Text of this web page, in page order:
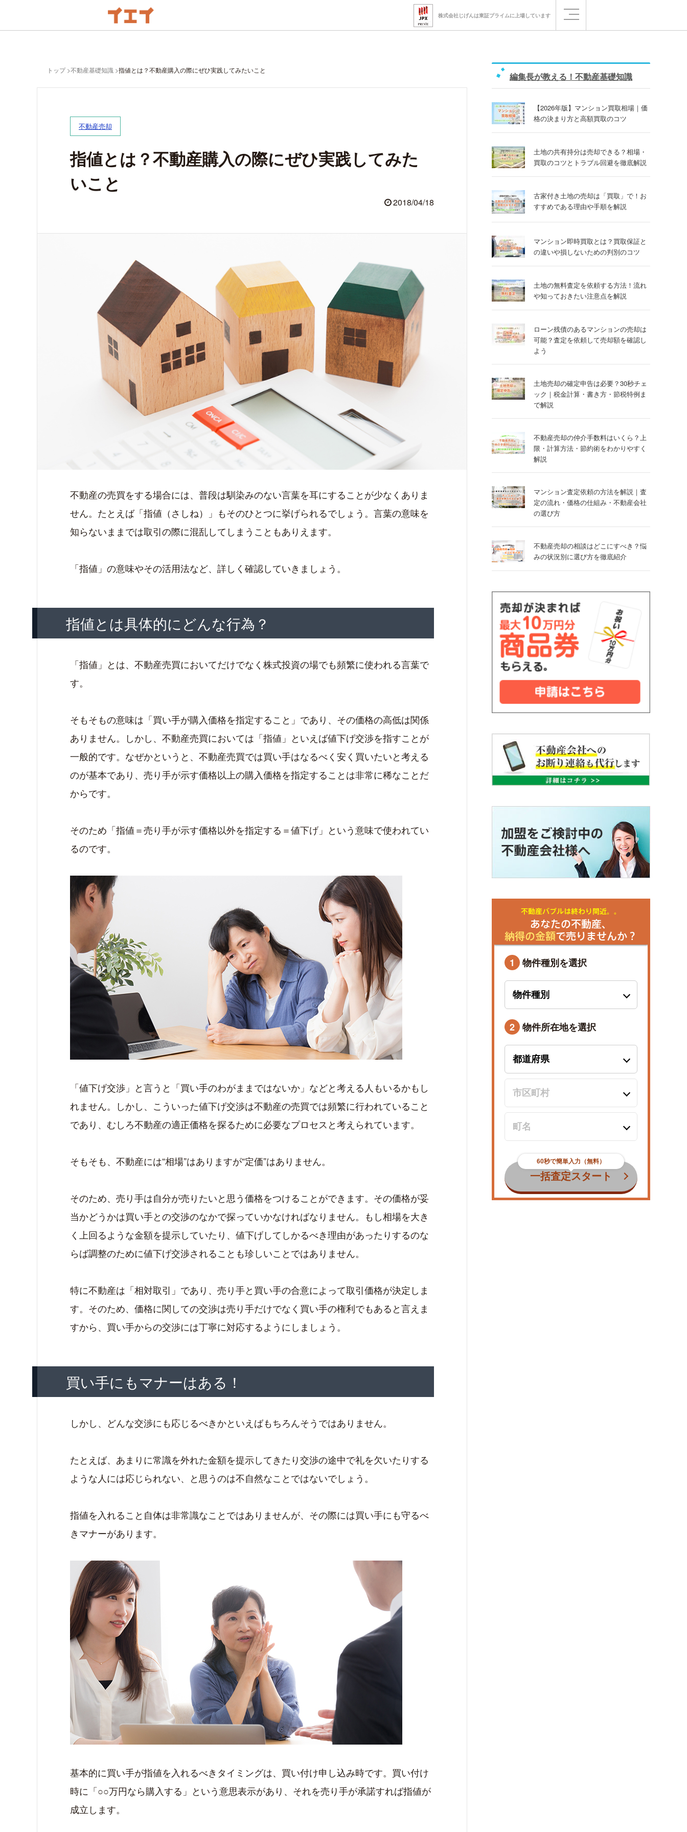
株式会社じげんは東証プライムに 上場しています
トップ 不動産基礎知識 指値とは？不動産購入の際にぜひ実践してみたいこと
不動産売却
指値とは？不動産購入の際にぜひ実践してみた
いこと
2018/04/18
不動産の売買をする場合には、普段は馴染みのない言葉を耳にすることが少なくありま
せん。たとえば「指値（さしね）」もそのひとつに挙げられるでしょう。言葉の意味を
知らないままでは取引の際に混乱してしまうこともありえます。
「指値」の意味やその活用法など、詳しく確認していきましょう。
指値とは具体的にどんな行為？
「指値」とは、不動産売買においてだけでなく株式投資の場でも頻繁に使われる言葉で
す。
そもそもの意味は「買い手が購入価格を指定すること」であり、その価格の高低は関係
ありません。しかし、不動産売買においては「指値」といえば値下げ交渉を指すことが
一般的です。なぜかというと、不動産売買では買い手はなるべく安く買いたいと考える
のが基本であり、売り手が示す価格以上の購入価格を指定することは非常に稀なことだ
からです。
そのため「指値＝売り手が示す価格以外を指定する＝値下げ」という意味で使われてい
るのです。
「値下げ交渉」と言うと「買い手のわがままではないか」などと考える人もいるかもし
れません。しかし、こういった値下げ交渉は不動産の売買では頻繁に行われていること
であり、むしろ不動産の適正価格を探るために必要なプロセスと考えられています。
そもそも、不動産には“相場”はありますが“定価”はありません。
そのため、売り手は自分が売りたいと思う価格をつけることができます。その価格が妥
当かどうかは買い手との交渉のなかで探っていかなければなりません。もし相場を大き
く上回るような金額を提示していたり、値下げしてしかるべき理由があったりするのな
らば調整のために値下げ交渉されることも珍しいことではありません。
特に不動産は「相対取引」であり、売り手と買い手の合意によって取引価格が決定しま
す。そのため、価格に関しての交渉は売り手だけでなく買い手の権利でもあると言えま
すから、買い手からの交渉には丁寧に対応するようにしましょう。
買い手にもマナーはある！
しかし、どんな交渉にも応じるべきかといえばもちろんそうではありません。
たとえば、あまりに常識を外れた金額を提示してきたり交渉の途中で礼を欠いたりする
ような人には応じられない、と思うのは不自然なことではないでしょう。
指値を入れること自体は非常識なことではありませんが、その際には買い手にも守るべ
きマナーがあります。
基本的に買い手が指値を入れるべきタイミングは、買い付け申し込み時です。買い付け
時に「○○万円なら購入する」という意思表示があり、それを売り手が承諾すれば指値が
成立します。
編集長が教える！不動産基礎知識
【2026年版】マンション買取相場｜価
格の決まり方と高額買取のコツ
土地の共有持分は売却できる？相場・
買取のコツとトラブル回避を徹底解説
古家付き土地の売却は「買取」で！お
すすめである理由や手順を解説
マンション即時買取とは？買取保証と
の違いや損しないための判別のコツ
土地の無料査定を依頼する方法！流れ
や知っておきたい注意点を解説
ローン残債のあるマンションの売却は
可能？査定を依頼して売却額を確認し
よう
土地売却の確定申告は必要？30秒チェ
ック｜税金計算・書き方・節税特例ま
で解説
不動産売却の仲介手数料はいくら？上
限・計算方法・節約術をわかりやすく
解説
マンション査定依頼の方法を解説｜査
定の流れ・価格の仕組み・不動産会社
の選び方
不動産売却の相談はどこにすべき？悩
みの状況別に選び方を徹底紹介
不動産バブルは終わり間近。。
あなたの不動産、
納得の金額で売りませんか？
1 物件種別を選択
2 物件所在地を選択
60秒で簡単入力（無料）
一括査定スタート